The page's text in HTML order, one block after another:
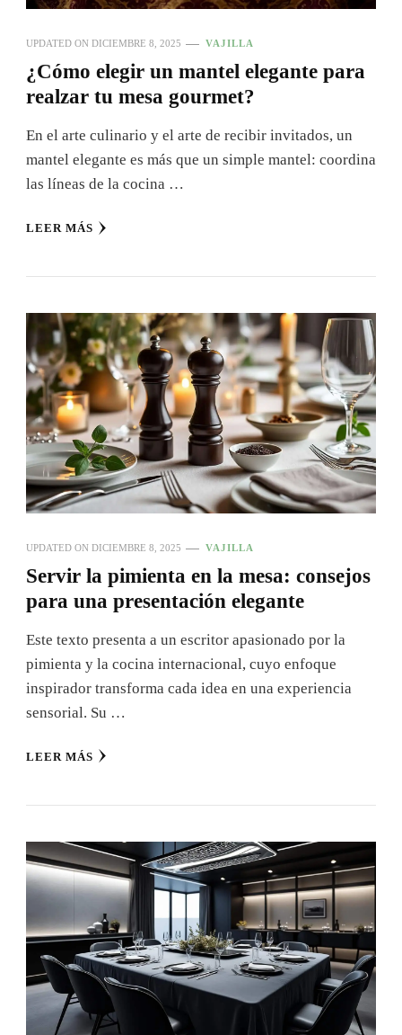
UPDATED ON DICIEMBRE 8, 2025 VAJILLA
¿Cómo elegir un mantel elegante para
realzar tu mesa gourmet?
En el arte culinario y el arte de recibir invitados, un
mantel elegante es más que un simple mantel: coordina
las líneas de la cocina …
LEER MÁS
UPDATED ON DICIEMBRE 8, 2025 VAJILLA
Servir la pimienta en la mesa: consejos
para una presentación elegante
Este texto presenta a un escritor apasionado por la
pimienta y la cocina internacional, cuyo enfoque
inspirador transforma cada idea en una experiencia
sensorial. Su …
LEER MÁS